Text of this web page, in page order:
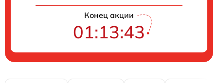
Конец акции
01:13:42